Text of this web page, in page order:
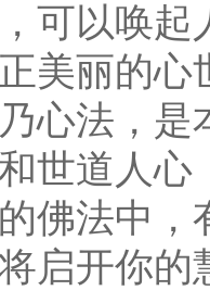
可以唤
美丽的
心法，
世道人
佛法中
启开你